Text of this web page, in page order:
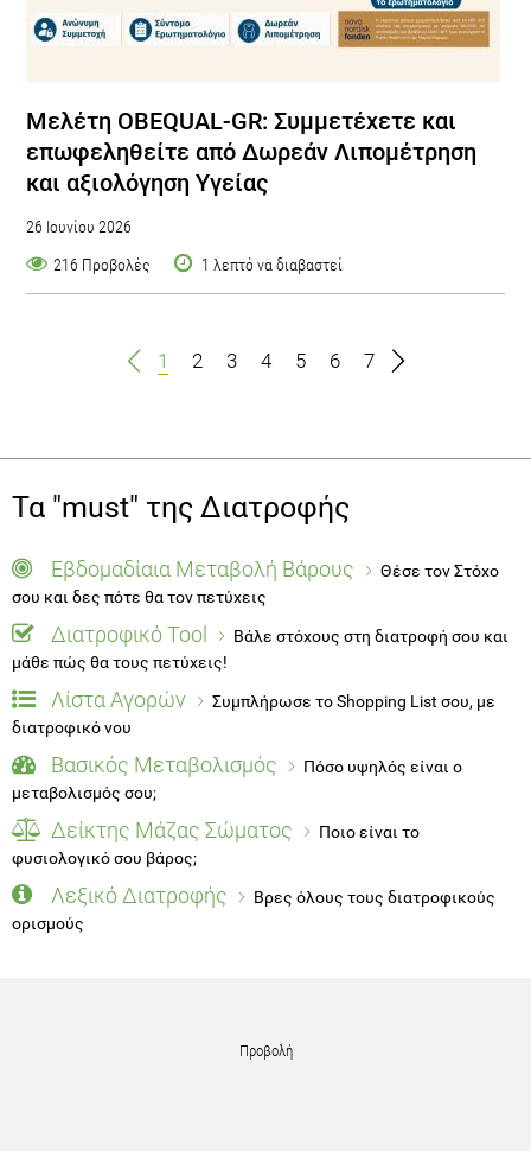
Μελέτη OBEQUAL-GR: Συμμετέχετε και
επωφεληθείτε από Δωρεάν Λιπομέτρηση
και αξιολόγηση Υγείας
26 Ιουνίου 2026
216 Προβολές
1 λεπτό να διαβαστεί
1 2 3 4 5 6 7
Τα "must" της Διατροφής
Εβδομαδίαια Μεταβολή Βάρους
Θέσε τον Στόχο
σου και δες πότε θα τον πετύχεις
Διατροφικό Tool
Βάλε στόχους στη διατροφή σου και
μάθε πώς θα τους πετύχεις!
Λίστα Αγορών
Συμπλήρωσε το Shopping List σου, με
διατροφικό νου
Βασικός Μεταβολισμός
Πόσο υψηλός είναι ο
μεταβολισμός σου;
Δείκτης Μάζας Σώματος
Ποιο είναι το
φυσιολογικό σου βάρος;
Λεξικό Διατροφής
Βρες όλους τους διατροφικούς
ορισμούς
Προβολή